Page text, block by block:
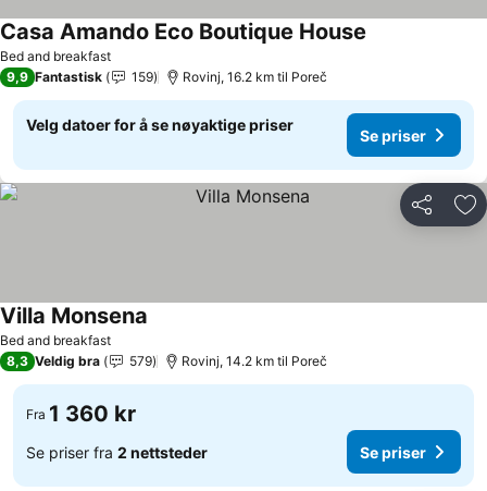
Bed and breakfast
Casa Amando Eco Boutique House
9,9 Fantastisk 159 Rovinj, 16.2 km til Poreč
Velg datoer for å se nøyaktige priser
Se priser
Del
Bed and breakfast
Villa Monsena
8,3 Veldig bra 579 Rovinj, 14.2 km til Poreč
Fra 1 360 kr
Se priser fra 2 nettsteder Se priser